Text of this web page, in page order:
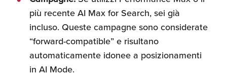
più recente AI Max for Search, sei già
incluso. Queste campagne sono considerate
“forward-compatible” e risultano
automaticamente idonee a posizionamenti
in AI Mode.